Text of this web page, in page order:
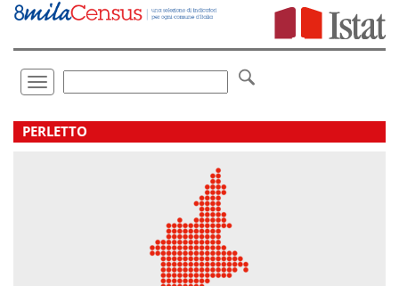
Vai
direttamente
Toggle
navigation
.
PERLETTO